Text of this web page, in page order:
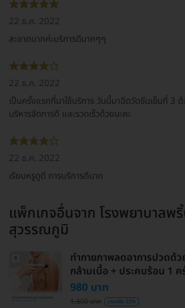
22 ธ.ค. 2022
สะอาดมากค่ะบริการดีมากๆๆ
22 ธ.ค. 2022
เป็นครั้งแรกที่มาใช้บริการ วันนี้มาฉีดวัดซีนเข็มที่ 3
บริหารจัดการดี และรวดเร็วด้วยนะคะ
22 ธ.ค. 2022
เรียบหรู​ดูดี การบริการ​ดีมาก
แพ็กเกจอื่นจาก โรงพยาบาลพ
สุวรรณภูมิ
ทำกายภาพลดอาการปวดด้ว
กล้ามเนื้อ + ประคบร้อน 1 ค
980 บาท
1,300 บาท ประหยัด 25%